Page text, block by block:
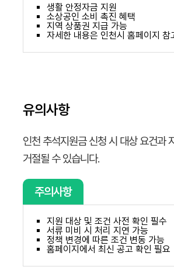
생활 안정자금 지원
소상공인 소비 촉진 혜택
지역 상품권 지급 가능
자세한 내용은 인천시 홈페이지 참
유의사항
인천 추석지원금 신청 시 대상 요건과
거절될 수 있습니다.
주의사항
지원 대상 및 조건 사전 확인 필수
서류 미비 시 처리 지연 가능
정책 변경에 따른 조건 변동 가능
홈페이지에서 최신 공고 확인 필요